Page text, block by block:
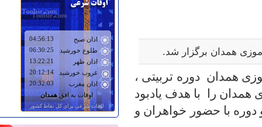
همدان برگزار شد.
همدان دوره تربیتی ،
را با هدف یادبود
با حضور خواهران و